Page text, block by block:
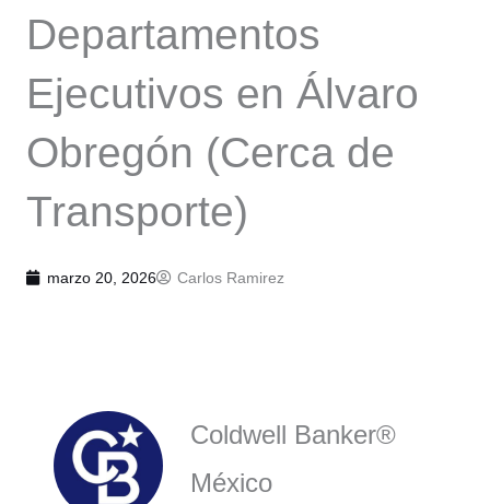
Departamentos
Ejecutivos en Álvaro
Obregón (Cerca de
Transporte)
marzo 20, 2026 Carlos Ramirez
Coldwell Banker®
México